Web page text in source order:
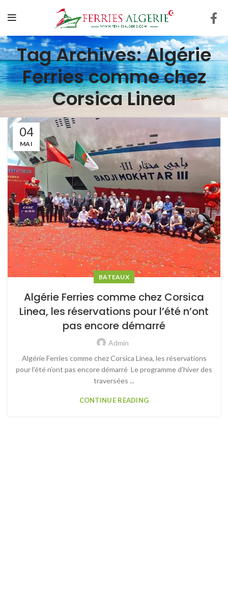
Tag Archives: Algérie
Ferries comme chez
Corsica Linea
04
MAI
BATEAUX
Algérie Ferries comme chez Corsica
Linea, les réservations pour l’été n’ont
pas encore démarré
Admin
Algérie Ferries comme chez Corsica Linea, les réservations
pour l’été n’ont pas encore démarré Le programme d’hiver des
traversées ...
CONTINUE READING